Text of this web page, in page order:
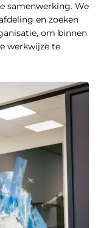
samenwerking. We
en zoeken
om binnen
werkwijze te